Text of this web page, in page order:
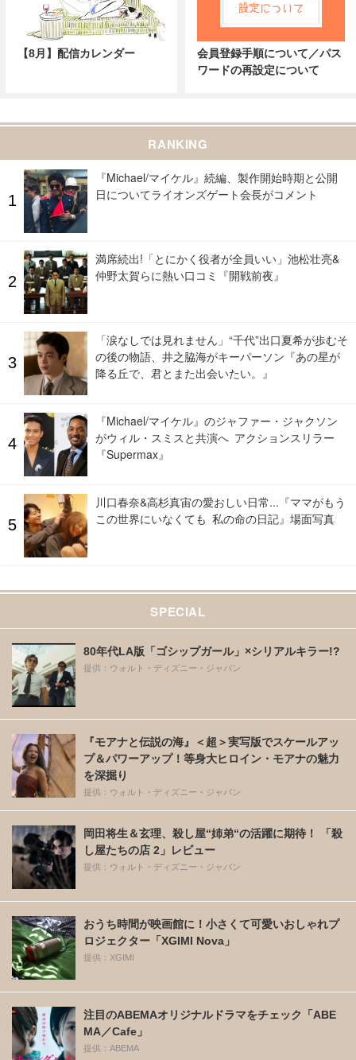
【8月】配信カレンダー
会員登録手順について／パス
ワードの再設定について
RANKING
『Michael/マイケル』続編、製作開始時期と公開
日についてライオンズゲート会長がコメント
満席続出!「とにかく役者が全員いい」池松壮亮&
仲野太賀らに熱い口コミ『開戦前夜』
「涙なしでは見れません」“千代”出口夏希が歩むそ
の後の物語、井之脇海がキーパーソン『あの星が
降る丘で、君とまた出会いたい。』
『Michael/マイケル』のジャファー・ジャクソン
がウィル・スミスと共演へ アクションスリラー
『Supermax』
川口春奈&高杉真宙の愛おしい日常...『ママがもう
この世界にいなくても 私の命の日記』場面写真
SPECIAL
80年代LA版「ゴシップガール」×シリアルキラー!?
提供：ウォルト・ディズニー・ジャパン
『モアナと伝説の海』＜超＞実写版でスケールアッ
プ＆パワーアップ！等身大ヒロイン・モアナの魅力
を深掘り
提供：ウォルト・ディズニー・ジャパン
岡田将生＆玄理、殺し屋“姉弟“の活躍に期待！ 「殺
し屋たちの店 2」レビュー
提供：ウォルト・ディズニー・ジャパン
おうち時間が映画館に！小さくて可愛いおしゃれプ
ロジェクター「XGIMI Nova」
提供：XGIMI
注目のABEMAオリジナルドラマをチェック「ABE
MA／Cafe」
提供：ABEMA